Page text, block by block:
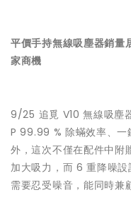
平價手持無線吸塵器銷量
家商機
9/25 追覓 V10 無線吸塵
P 99.99 % 除蟎效率、一
外，這次不僅在配件中
加大吸力，而 6 重降噪
需要忍受噪音，能同時兼